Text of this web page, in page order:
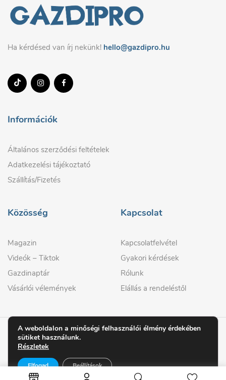
Ha kérdésed van írj nekünk! hello@gazdipro.hu
Információk
Általános szerződési feltételek
Adatkezelési tájékoztató
Szállítás/Fizetés
Közösség
Magazin
Videók – Tiktok
Gazdinaptár
Vásárlói vélemények
Kapcsolat
Kapcsolatfelvétel
Gyakori kérdések
Rólunk
Elállás a rendeléstől
A weboldalon a minőségi felhasználói élmény érdekében
sütiket használunk.
Részletek
Elfogad Beállítások